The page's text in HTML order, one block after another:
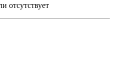
отсутствует